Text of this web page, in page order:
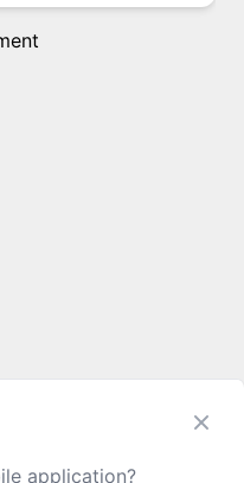
application?